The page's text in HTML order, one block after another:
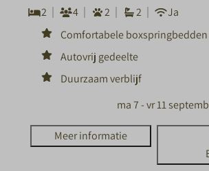
2
4 2 2
Ja
Comfortabele boxspringbedden
Autovrij gedeelte
Duurzaam verblijf
ma 7 - vr 11
Meer informatie